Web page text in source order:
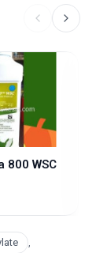
800 WSC
,